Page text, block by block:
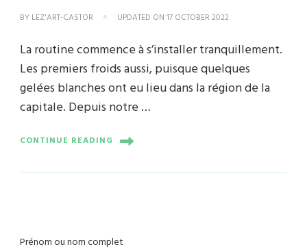
BY LEZ'ART-CASTOR UPDATED ON 17 OCTOBER 2022
La routine commence à s’installer tranquillement.
Les premiers froids aussi, puisque quelques
gelées blanches ont eu lieu dans la région de la
capitale. Depuis notre …
CONTINUE READING
Prénom ou nom complet